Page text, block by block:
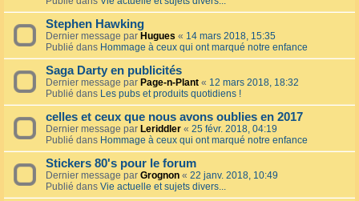
Stephen Hawking
Dernier message par Hugues « 14 mars 2018, 15:35
Publié dans Hommage à ceux qui ont marqué notre enfance
Saga Darty en publicités
Dernier message par Page-n-Plant « 12 mars 2018, 18:32
Publié dans Les pubs et produits quotidiens !
celles et ceux que nous avons oublies en 2017
Dernier message par Leriddler « 25 févr. 2018, 04:19
Publié dans Hommage à ceux qui ont marqué notre enfance
Stickers 80's pour le forum
Dernier message par Grognon « 22 janv. 2018, 10:49
Publié dans Vie actuelle et sujets divers...